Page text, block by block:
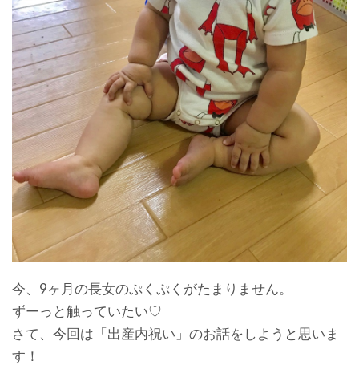
今、9ヶ月の長女のぷくぷくがたまりません。
ずーっと触っていたい♡
さて、今回は「出産内祝い」のお話をしようと思いま
す！